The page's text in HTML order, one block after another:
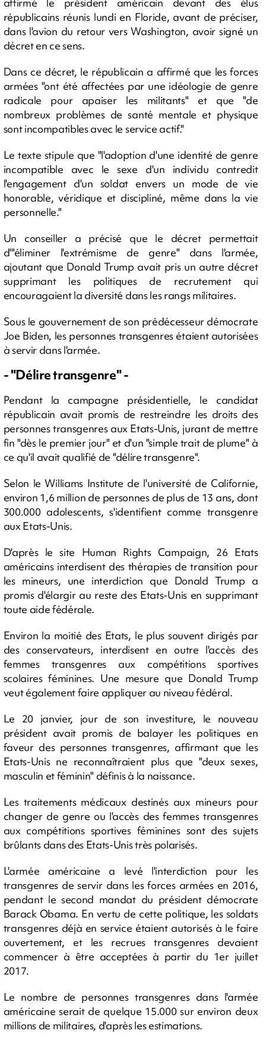
républicains réunis lundi en Floride, avant de préciser,
dans l'avion du retour vers Washington, avoir signé un
décret en ce sens.
Dans ce décret, le républicain a affirmé que les forces
armées "ont été affectées par une idéologie de genre
radicale pour apaiser les militants" et que "de
nombreux problèmes de santé mentale et physique
sont incompatibles avec le service actif."
Le texte stipule que "l'adoption d'une identité de genre
incompatible avec le sexe d'un individu contredit
l'engagement d'un soldat envers un mode de vie
honorable, véridique et discipliné, même dans la vie
personnelle."
Un conseiller a précisé que le décret permettait
d'"éliminer l'extrémisme de genre" dans l'armée,
ajoutant que Donald Trump avait pris un autre décret
supprimant les politiques de recrutement qui
encouragaient la diversité dans les rangs militaires.
Sous le gouvernement de son prédécesseur démocrate
Joe Biden, les personnes transgenres étaient autorisées
à servir dans l'armée.
- "Délire transgenre" -
Pendant la campagne présidentielle, le candidat
républicain avait promis de restreindre les droits des
personnes transgenres aux Etats-Unis, jurant de mettre
fin "dès le premier jour" et d'un "simple trait de plume" à
ce qu'il avait qualifié de "délire transgenre".
Selon le Williams Institute de l'université de Californie,
environ 1,6 million de personnes de plus de 13 ans, dont
300.000 adolescents, s'identifient comme transgenre
aux Etats-Unis.
D'après le site Human Rights Campaign, 26 Etats
américains interdisent des thérapies de transition pour
les mineurs, une interdiction que Donald Trump a
promis d'élargir au reste des Etats-Unis en supprimant
toute aide fédérale.
Environ la moitié des Etats, le plus souvent dirigés par
des conservateurs, interdisent en outre l'accès des
femmes transgenres aux compétitions sportives
scolaires féminines. Une mesure que Donald Trump
veut également faire appliquer au niveau fédéral.
Le 20 janvier, jour de son investiture, le nouveau
président avait promis de balayer les politiques en
faveur des personnes transgenres, affirmant que les
Etats-Unis ne reconnaîtraient plus que "deux sexes,
masculin et féminin" définis à la naissance.
Les traitements médicaux destinés aux mineurs pour
changer de genre ou l'accès des femmes transgenres
aux compétitions sportives féminines sont des sujets
brûlants dans des Etats-Unis très polarisés.
L'armée américaine a levé l'interdiction pour les
transgenres de servir dans les forces armées en 2016,
pendant le second mandat du président démocrate
Barack Obama. En vertu de cette politique, les soldats
transgenres déjà en service étaient autorisés à le faire
ouvertement, et les recrues transgenres devaient
commencer à être acceptées à partir du 1er juillet
2017.
Le nombre de personnes transgenres dans l'armée
américaine serait de quelque 15.000 sur environ deux
millions de militaires, d'après les estimations.